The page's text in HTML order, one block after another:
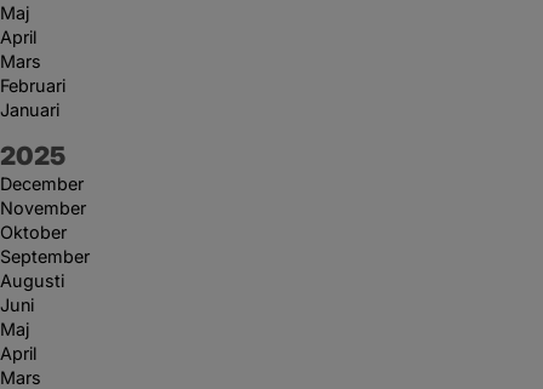
Maj
April
Mars
Februari
Januari
År:
2025
December
November
Oktober
September
Augusti
Juni
Maj
April
Mars